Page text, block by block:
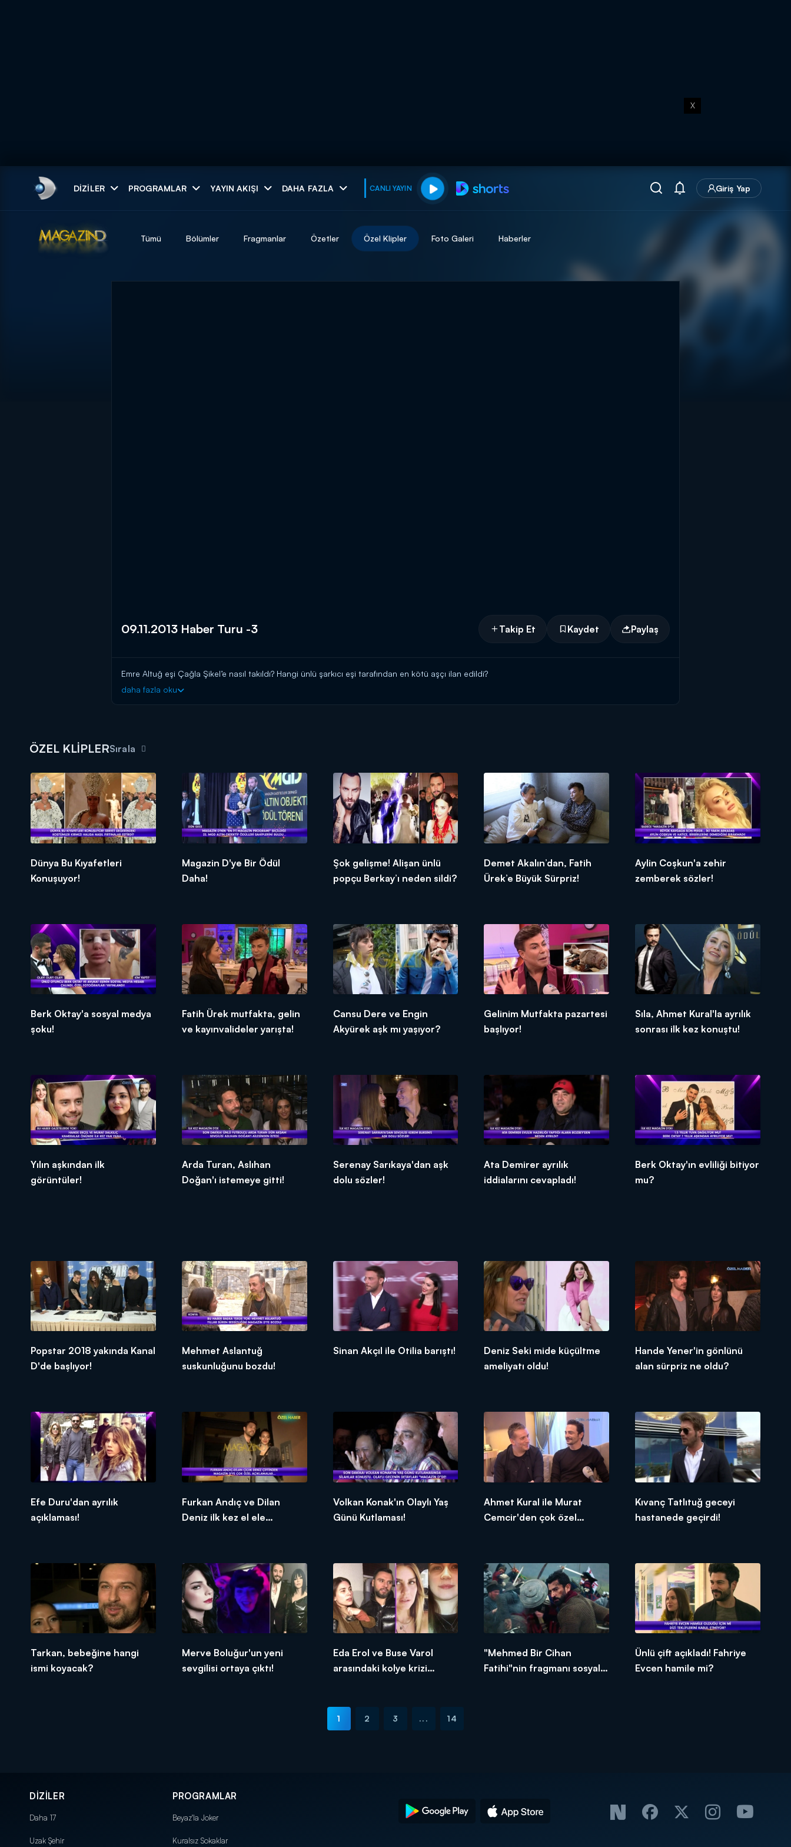
X
DIZILER PROGRAMLAR YAYIN AKIŞI DAHA FAZLA CANLI YAYIN Giriş Yap
muhteşem ikili
Tümü Bölümler Fragmanlar Özetler Özel Klipler Foto Galeri Haberler
09.11.2013 Haber Turu -3 Takip Et Kaydet Paylaş
Emre Altuğ eşi Çağla Şikel’e nasıl takıldı? Hangi ünlü şarkıcı eşi tarafından en kötü aşçı ilan edildi?
daha fazla oku
ÖZEL KLİPLERSırala
Dünya Bu Kıyafetleri
Konuşuyor!
Magazin D'ye Bir Ödül
Daha!
Şok gelişme! Alişan ünlü
popçu Berkay’ı neden sildi?
Demet Akalın’dan, Fatih
Ürek’e Büyük Sürpriz!
Aylin Coşkun'a zehir
zemberek sözler!
Berk Oktay'a sosyal medya
şoku!
Fatih Ürek mutfakta, gelin
ve kayınvalideler yarışta!
Cansu Dere ve Engin
Akyürek aşk mı yaşıyor?
Gelinim Mutfakta pazartesi
başlıyor!
Sıla, Ahmet Kural'la ayrılık
sonrası ilk kez konuştu!
Yılın aşkından ilk
görüntüler!
Arda Turan, Aslıhan
Doğan'ı istemeye gitti!
Serenay Sarıkaya'dan aşk
dolu sözler!
Ata Demirer ayrılık
iddialarını cevapladı!
Berk Oktay'ın evliliği bitiyor
mu?
Popstar 2018 yakında Kanal
D'de başlıyor!
Mehmet Aslantuğ
suskunluğunu bozdu!
Sinan Akçıl ile Otilia barıştı!
Deniz Seki mide küçültme
ameliyatı oldu!
Hande Yener'in gönlünü
alan sürpriz ne oldu?
Efe Duru'dan ayrılık
açıklaması!
Furkan Andıç ve Dilan
Deniz ilk kez el ele
Volkan Konak'ın Olaylı Yaş
Günü Kutlaması!
Ahmet Kural ile Murat
Cemcir'den çok özel
Kıvanç Tatlıtuğ geceyi
hastanede geçirdi!
Tarkan, bebeğine hangi
ismi koyacak?
Merve Boluğur'un yeni
sevgilisi ortaya çıktı!
Eda Erol ve Buse Varol
arasındaki kolye krizi
"Mehmed Bir Cihan
Fatihi"nin fragmanı sosyal
Ünlü çift açıkladı! Fahriye
Evcen hamile mi?
1 2 3 ... 14
DİZİLER
Daha 17
Uzak Şehir
PROGRAMLAR
Beyaz'la Joker
Kuralsız Sokaklar